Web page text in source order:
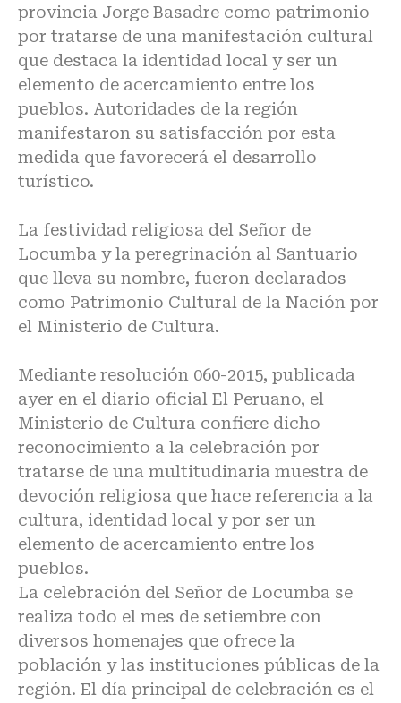
provincia Jorge Basadre como patrimonio
por tratarse de una manifestación cultural
que destaca la identidad local y ser un
elemento de acercamiento entre los
pueblos. Autoridades de la región
manifestaron su satisfacción por esta
medida que favorecerá el desarrollo
turístico.
La festividad religiosa del Señor de
Locumba y la peregrinación al Santuario
que lleva su nombre, fueron declarados
como Patrimonio Cultural de la Nación por
el Ministerio de Cultura.
Mediante resolución 060-2015, publicada
ayer en el diario oficial El Peruano, el
Ministerio de Cultura confiere dicho
reconocimiento a la celebración por
tratarse de una multitudinaria muestra de
devoción religiosa que hace referencia a la
cultura, identidad local y por ser un
elemento de acercamiento entre los
pueblos.
La celebración del Señor de Locumba se
realiza todo el mes de setiembre con
diversos homenajes que ofrece la
población y las instituciones públicas de la
región. El día principal de celebración es el